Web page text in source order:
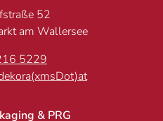
52
am Wallersee
5229
& PRG